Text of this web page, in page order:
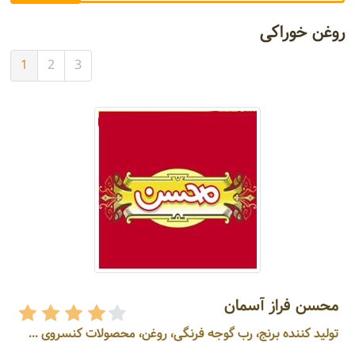
روغن خوراکی
1 2 3
محسن فراز آسمان
تولید کننده برنج، رب گوجه فرنگی، روغن، محصولات کنسروی ...